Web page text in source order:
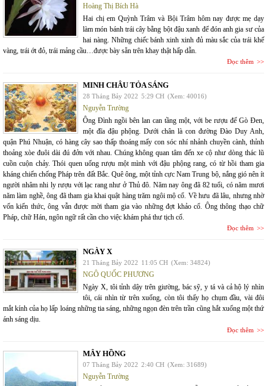
Hoàng Thị Bích Hà
Hai chị em Quỳnh Trâm và Bội Trâm hôm nay được mẹ dạy
làm món bánh trái cây bằng bột đậu xanh để đón anh gia sư của
hai nàng. Những chiếc bánh xinh xinh đủ màu sắc của trái khế
vàng, trái ớt đỏ, trái mảng cầu…được bày sẵn trên khay thật hấp dẫn.
Đọc thêm
MINH CHÂU TỎA SÁNG
28 Tháng Bảy 2022 5:29 CH (Xem: 40016)
Nguyễn Trường
Ông Đình ngồi bên lan can tầng một, với be rượu đế Gò Đen,
một đĩa đậu phộng. Dưới chân là con đường Đào Duy Anh,
quận Phú Nhuận, có hàng cây sao thấp thoáng mấy con sóc nhí nhảnh chuyền cành, thỉnh
thoảng xòe đuôi dài đú đởn với nhau. Chúng không quan tâm đến xe cộ như dòng thác lũ
cuồn cuộn chảy. Thói quen uống rượu một mình với đậu phộng rang, có từ hồi tham gia
kháng chiến chống Pháp trên đất Bắc. Quê ông, một tỉnh cực Nam Trung bộ, nắng gió nên ít
người nhâm nhi ly rượu với lạc rang như ở Thủ đô. Năm nay ông đã 82 tuổi, có năm mươi
năm làm nghề, ông đã tham gia khai quật hàng trăm ngôi mộ cổ. Về hưu đã lâu, nhưng nhờ
vốn kiến thức, ông vẫn được mời tham gia vào những đợt khảo cổ. Ông thông thạo chữ
Pháp, chữ Hán, ngôn ngữ rất cần cho việc khám phá thư tịch cổ.
Đọc thêm
NGÀY X
21 Tháng Bảy 2022 11:05 CH (Xem: 34824)
NGÔ QUỐC PHƯƠNG
Ngày X, tôi tỉnh dậy trên giường, bác sỹ, y tá và cả hộ lý nhìn
tôi, cái nhìn từ trên xuống, còn tôi thấy họ chụm đầu, vài đôi
mắt kính của họ lấp loáng những tia sáng, những ngọn đèn trên trần cũng hắt xuống một thứ
ánh sáng dịu.
Đọc thêm
MÂY HỒNG
07 Tháng Bảy 2022 2:40 CH (Xem: 31689)
Nguyễn Trường